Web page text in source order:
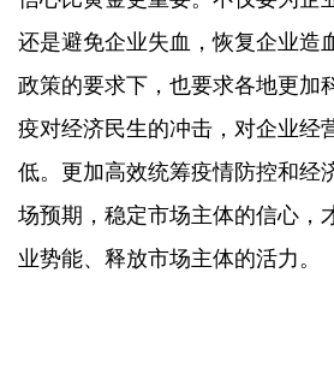
还是避免企业失血，恢复企业造
政策的要求下，也要求各地更加
疫对经济民生的冲击，对企业经
低。更加高效统筹疫情防控和经
场预期，稳定市场主体的信心，
业势能、释放市场主体的活力。